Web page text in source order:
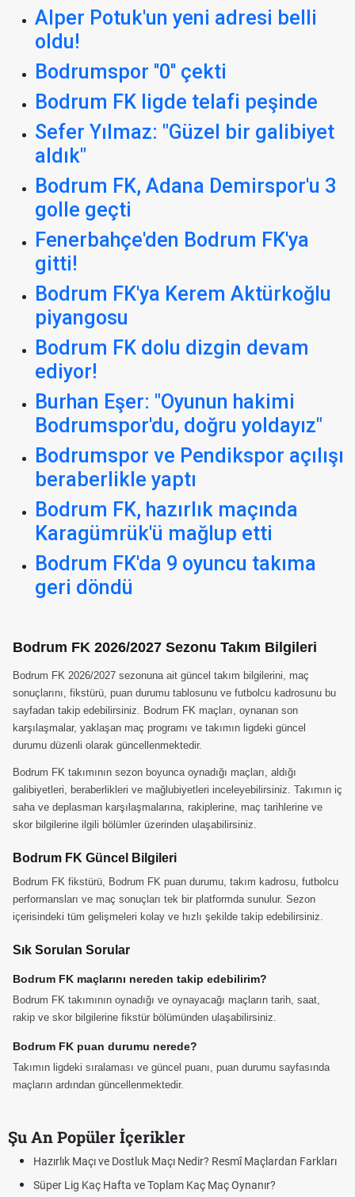
Alper Potuk'un yeni adresi belli
oldu!
Bodrumspor ''0'' çekti
Bodrum FK ligde telafi peşinde
Sefer Yılmaz: "Güzel bir galibiyet
aldık"
Bodrum FK, Adana Demirspor'u 3
golle geçti
Fenerbahçe'den Bodrum FK'ya
gitti!
Bodrum FK'ya Kerem Aktürkoğlu
piyangosu
Bodrum FK dolu dizgin devam
ediyor!
Burhan Eşer: "Oyunun hakimi
Bodrumspor'du, doğru yoldayız"
Bodrumspor ve Pendikspor açılışı
beraberlikle yaptı
Bodrum FK, hazırlık maçında
Karagümrük'ü mağlup etti
Bodrum FK'da 9 oyuncu takıma
geri döndü
Bodrum FK 2026/2027 Sezonu Takım Bilgileri
Bodrum FK 2026/2027 sezonuna ait güncel takım bilgilerini, maç
sonuçlarını, fikstürü, puan durumu tablosunu ve futbolcu kadrosunu bu
sayfadan takip edebilirsiniz. Bodrum FK maçları, oynanan son
karşılaşmalar, yaklaşan maç programı ve takımın ligdeki güncel
durumu düzenli olarak güncellenmektedir.
Bodrum FK takımının sezon boyunca oynadığı maçları, aldığı
galibiyetleri, beraberlikleri ve mağlubiyetleri inceleyebilirsiniz. Takımın iç
saha ve deplasman karşılaşmalarına, rakiplerine, maç tarihlerine ve
skor bilgilerine ilgili bölümler üzerinden ulaşabilirsiniz.
Bodrum FK Güncel Bilgileri
Bodrum FK fikstürü, Bodrum FK puan durumu, takım kadrosu, futbolcu
performansları ve maç sonuçları tek bir platformda sunulur. Sezon
içerisindeki tüm gelişmeleri kolay ve hızlı şekilde takip edebilirsiniz.
Sık Sorulan Sorular
Bodrum FK maçlarını nereden takip edebilirim?
Bodrum FK takımının oynadığı ve oynayacağı maçların tarih, saat,
rakip ve skor bilgilerine fikstür bölümünden ulaşabilirsiniz.
Bodrum FK puan durumu nerede?
Takımın ligdeki sıralaması ve güncel puanı, puan durumu sayfasında
maçların ardından güncellenmektedir.
Şu An Popüler İçerikler
Hazırlık Maçı ve Dostluk Maçı Nedir? Resmî Maçlardan Farkları
Süper Lig Kaç Hafta ve Toplam Kaç Maç Oynanır?